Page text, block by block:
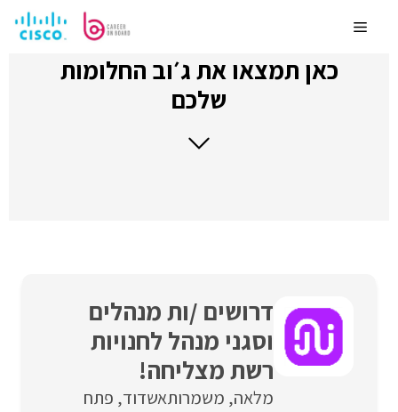
לתוכןMenu
כאן תמצאו את ג׳וב החלומות
שלכם
דרושים /ות מנהלים
וסגני מנהל לחנויות
רשת מצליחה!
מלאה משמרותאשדוד פתח